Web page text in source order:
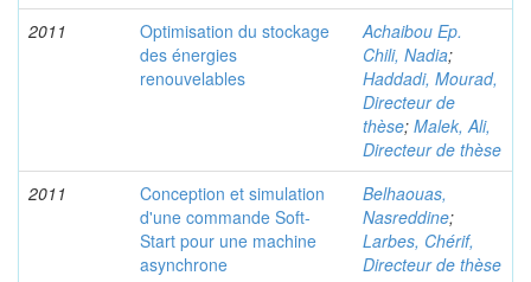
2011
Optimisation du stockage
des énergies
renouvelables
Achaibou Ep.
Chili, Nadia;
Haddadi, Mourad,
Directeur de
thèse; Malek, Ali,
Directeur de thèse
2011
Conception et simulation
d'une commande Soft-
Start pour une machine
asynchrone
Belhaouas,
Nasreddine;
Larbes, Chérif,
Directeur de thèse